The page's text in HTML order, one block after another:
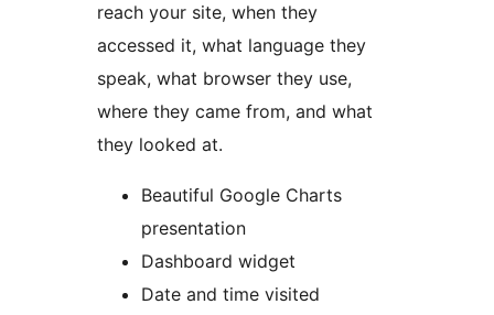
reach your site, when they
accessed it, what language they
speak, what browser they use,
where they came from, and what
they looked at.
Beautiful Google Charts
presentation
Dashboard widget
Date and time visited